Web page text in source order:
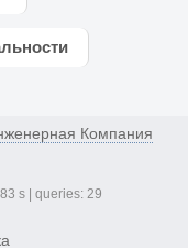
Компания
s | queries: 29